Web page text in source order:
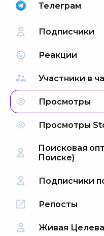
Телеграм
Подписчики
Реакции
Участники в
Просмотры
Просмотры
Поисковая
Поиске)
Подписчики
Репосты
Живая